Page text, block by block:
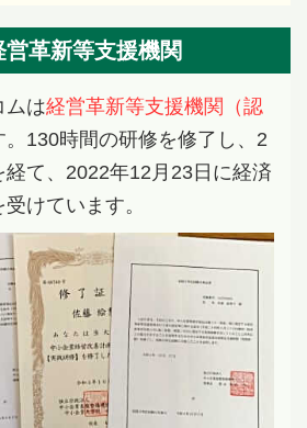
営革新等支援機関
ムは経営革新等支援機関（認
。130時間の研修を修了し、2
て、2022年12月23日に経済
けています。